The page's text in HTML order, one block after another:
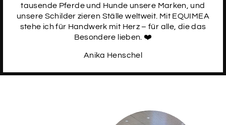
tausende Pferde und Hunde unsere Marken, und
unsere Schilder zieren Ställe weltweit. Mit EQUIMEA
stehe ich für Handwerk mit Herz – für alle, die das
Besondere lieben. ❤️
Anika Henschel